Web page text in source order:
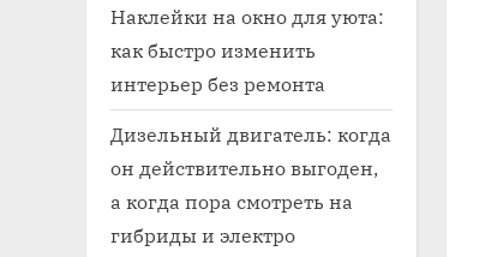
Наклейки на окно для уюта:
как быстро изменить
интерьер без ремонта
Дизельный двигатель: когда
он действительно выгоден,
а когда пора смотреть на
гибриды и электро